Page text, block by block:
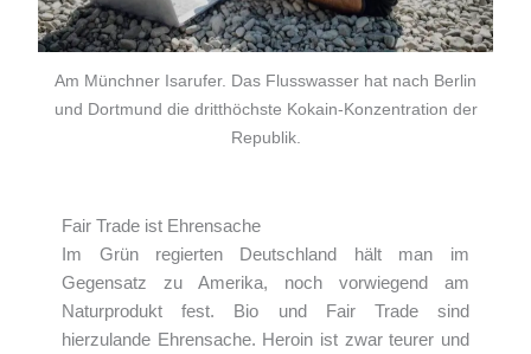
Am Münchner Isarufer. Das Flusswasser hat nach Berlin
und Dortmund die dritthöchste Kokain-Konzentration der
Republik.
Fair Trade ist Ehrensache
Im Grün regierten Deutschland hält man im
Gegensatz zu Amerika, noch vorwiegend am
Naturprodukt fest. Bio und Fair Trade sind
hierzulande Ehrensache. Heroin ist zwar teurer und